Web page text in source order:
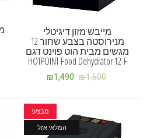
מייבש מזון דיגיטלי
מנירוסטה בצבע שחור 12
מגשים מבית הוט פוינט דגם
HOTPOINT Food Dehydrator 12-F
₪1,600
₪1,490
מבצע!
המלאי אזל